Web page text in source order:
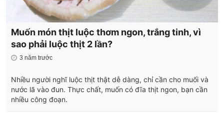
Muốn món thịt luộc thơm ngon, trắng tinh, vì
sao phải luộc thịt 2 lần?
3 năm trước
Nhiều người nghĩ luộc thịt thật dễ dàng, chỉ cần cho muối và
nước lã vào đun. Thực chất, muốn có đĩa thịt ngon, bạn cần
nhiều công đoạn.